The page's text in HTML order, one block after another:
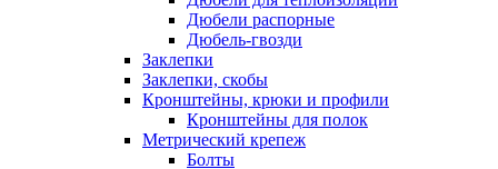
Дюбели распорные
Дюбель-гвозди
Заклепки
Заклепки, скобы
Кронштейны, крюки и профили
Кронштейны для полок
Метрический крепеж
Болты